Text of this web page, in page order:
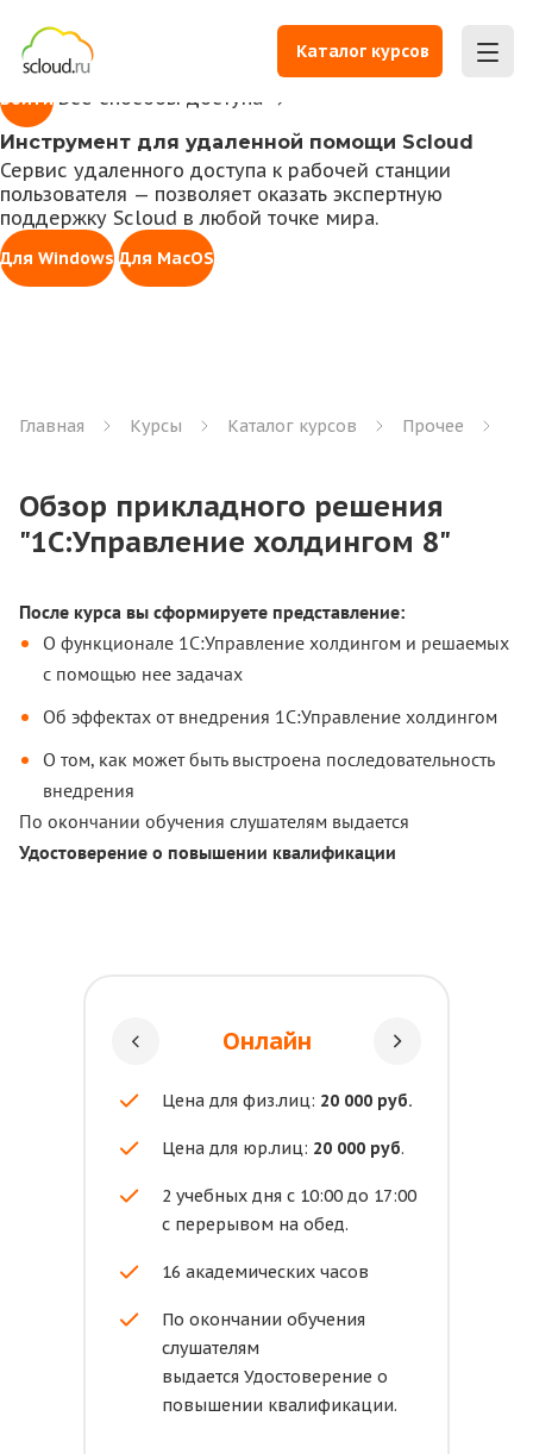
Доступ к личному кабинету для работы с 1С,
управления правами, оплаты счетов и заказа услуг
Войти Все способы доступа
Инструмент для удаленной помощи Scloud
Сервис удаленного доступа к рабочей станции
пользователя — позволяет оказать экспертную
поддержку Scloud в любой точке мира.
Для Windows Для MacOS
Каталог курсов
Главная Курсы Каталог курсов Прочее
Обзор прикладного решения
"1С:Управление холдингом 8"
После курса вы сформируете представление:
О функционале 1С:Управление холдингом и решаемых
с помощью нее задачах
Об эффектах от внедрения 1С:Управление холдингом
О том, как может быть выстроена последовательность
внедрения
По окончании обучения слушателям выдается
Удостоверение о повышении квалификации
Онлайн
Цена для физ.лиц: 20 000 руб.
Цена для юр.лиц: 20 000 руб.
2 учебных дня с 10:00 до 17:00
с перерывом на обед.
16 академических часов
По окончании обучения
слушателям
выдается Удостоверение о
повышении квалификации.